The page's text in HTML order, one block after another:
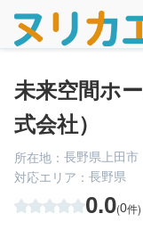
未来空間ホ
式会社）
所在地： 長野県上田市
対応エリア： 長野県
0.0(0件)